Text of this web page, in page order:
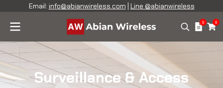
Email: info@abianwireless.com Line @abianwireless
0 0
Surveillance & Access